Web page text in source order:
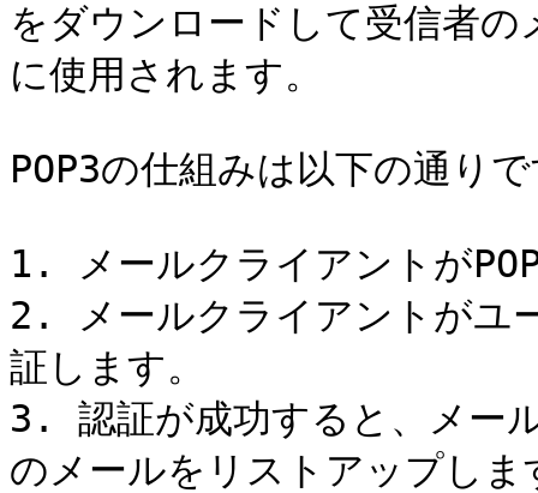
をダウンロードして受信者
に使用されます。
POP3の仕組みは以下の通り
1. メールクライアントが
2. メールクライアントがユ
証します。
3. 認証が成功すると、メー
のメールをリストアップしま